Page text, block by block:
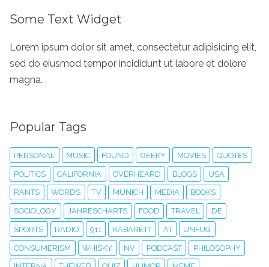
Some Text Widget
Lorem ipsum dolor sit amet, consectetur adipisicing elit,
sed do eiusmod tempor incididunt ut labore et dolore
magna.
Popular Tags
PERSONAL MUSIC FOUND GEEKY MOVIES QUOTES
POLITICS CALIFORNIA OVERHEARD BLOGS USA
RANTS WORDS TV MUNICH MEDIA BOOKS
SOCIOLOGY JAHRESCHARTS FOOD TRAVEL DE
SPORTS RADIO 911 KABARETT AT UNFUG
CONSUMERISM WHISKY NV PODCAST PHILOSOPHY